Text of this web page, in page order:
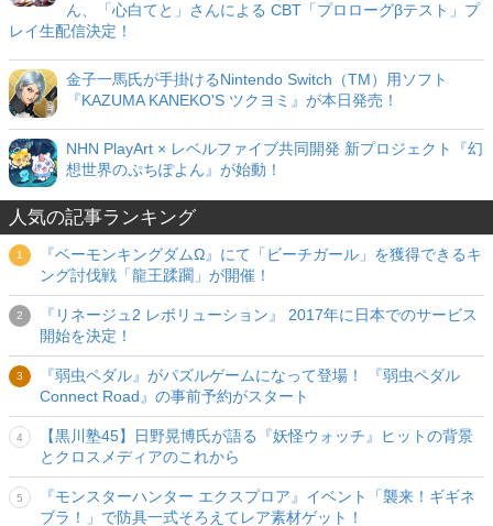
ん、「心白てと」さんによる CBT「プロローグβテスト」プ
レイ生配信決定！
金子一馬氏が手掛けるNintendo Switch（TM）用ソフト
『KAZUMA KANEKO'S ツクヨミ』が本日発売！
NHN PlayArt × レベルファイブ共同開発 新プロジェクト『幻
想世界のぷちぽよん』が始動！
人気の記事ランキング
『ベーモンキングダムΩ』にて「ビーチガール」を獲得できるキ
ング討伐戦「龍王蹂躙」が開催！
『リネージュ2 レボリューション』 2017年に日本でのサービス
開始を決定！
『弱虫ペダル』がパズルゲームになって登場！ 『弱虫ペダル
Connect Road』の事前予約がスタート
【黒川塾45】日野晃博氏が語る『妖怪ウォッチ』ヒットの背景
とクロスメディアのこれから
『モンスターハンター エクスプロア』イベント「襲来！ギギネ
ブラ！」で防具一式そろえてレア素材ゲット！